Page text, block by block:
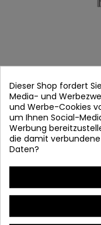
LAMPARA LED
Artikel-Nr.
Nur noch wenige Teile
Chromstahl, .
Dieser Shop fordert
Media- und
und Werbe-Cookies
um Ihnen Social-
Werbung
die damit
Daten?